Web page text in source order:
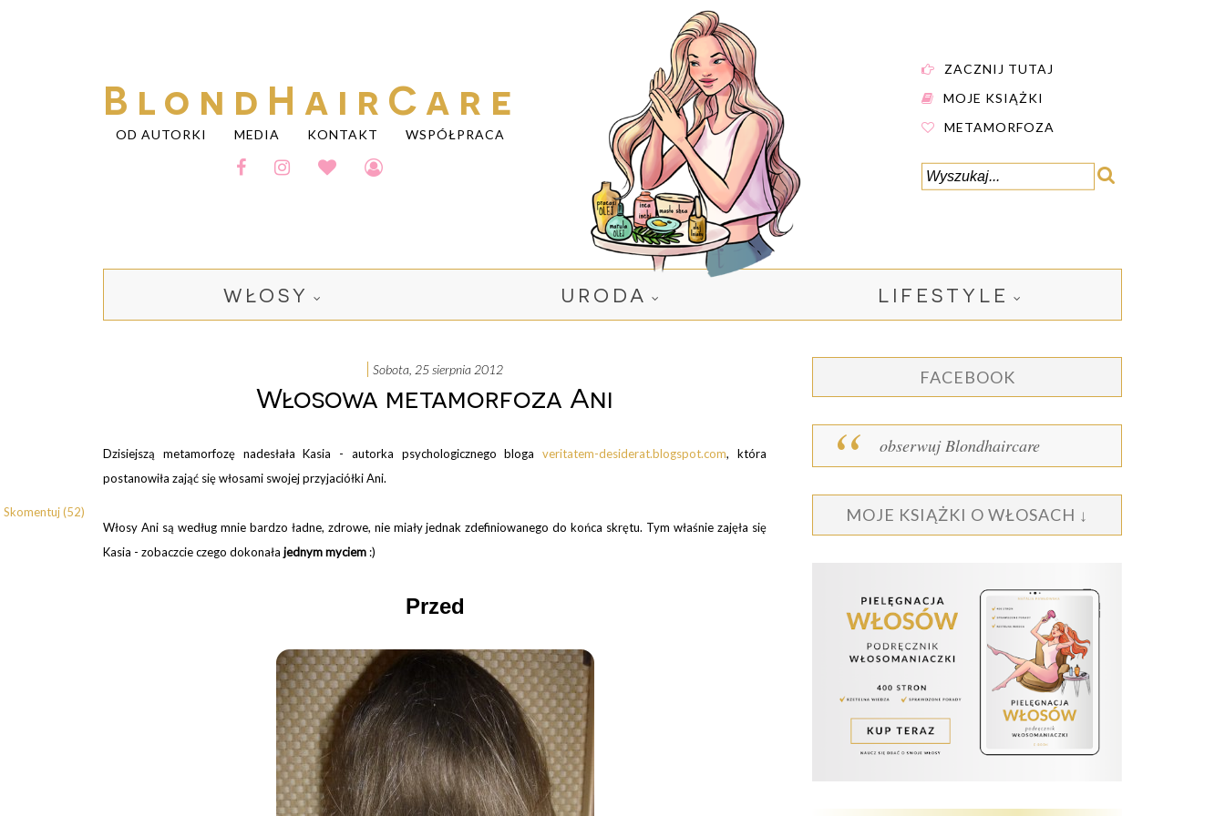
BlondHairCare
OD AUTORKI MEDIA KONTAKT WSPÓŁPRACA
ZACZNIJ TUTAJ
MOJE KSIĄŻKI
METAMORFOZA
WŁOSY URODA LIFESTYLE
sobota, 25 sierpnia 2012
Włosowa metamorfoza Ani
Dzisiejszą metamorfozę nadesłała Kasia - autorka psychologicznego bloga veritatem-desiderat.blogspot.com, która
postanowiła zająć się włosami swojej przyjaciółki Ani.
Włosy Ani są według mnie bardzo ładne, zdrowe, nie miały jednak zdefiniowanego do końca skrętu. Tym właśnie zajęła się
Kasia - zobaczcie czego dokonała jednym myciem :)
Przed
Skomentuj (52)
FACEBOOK
obserwuj Blondhaircare
MOJE KSIĄŻKI O WŁOSACH ↓